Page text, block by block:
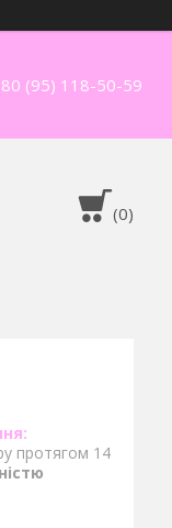
(95) 118-50-59
протягом 14